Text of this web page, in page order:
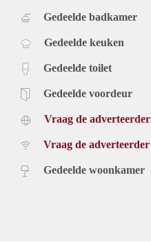
Gedeelde badkamer
Gedeelde keuken
Gedeelde toilet
Gedeelde voordeur
Vraag de adverteerder
Vraag de adverteerder
Gedeelde woonkamer